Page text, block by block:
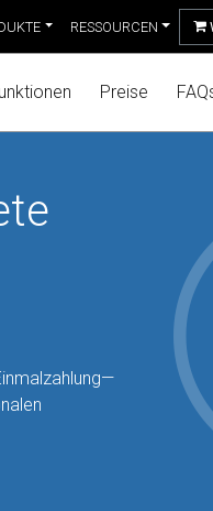
RESSOURCEN
Preise